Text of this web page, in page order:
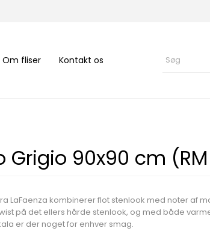
Om fliser Kontakt os
Grigio 90x90 cm
LaFaenza kombinerer flot stenlook med noter af
på det ellers hårde stenlook, og med både
er der noget for enhver smag.